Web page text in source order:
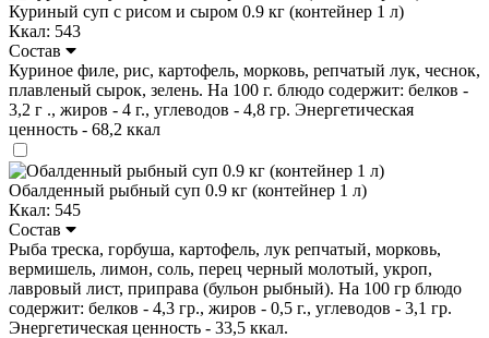
Куриный суп с рисом и сыром 0.9 кг (контейнер 1 л)
Ккал: 543
Состав
Куриное филе, рис, картофель, морковь, репчатый лук, чеснок,
плавленый сырок, зелень. На 100 г. блюдо содержит: белков -
3,2 г ., жиров - 4 г., углеводов - 4,8 гр. Энергетическая
ценность - 68,2 ккал
Обалденный рыбный суп 0.9 кг (контейнер 1 л)
Ккал: 545
Состав
Рыба треска, горбуша, картофель, лук репчатый, морковь,
вермишель, лимон, соль, перец черный молотый, укроп,
лавровый лист, приправа (бульон рыбный). На 100 гр блюдо
содержит: белков - 4,3 гр., жиров - 0,5 г., углеводов - 3,1 гр.
Энергетическая ценность - 33,5 ккал.